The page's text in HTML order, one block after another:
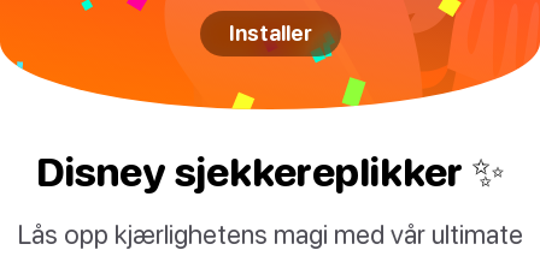
Installer
Disney sjekkereplikker ✨
Lås opp kjærlighetens magi med vår ultimate